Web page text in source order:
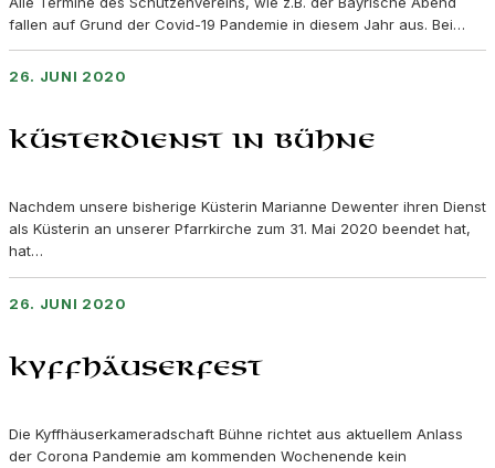
fallen auf Grund der Covid-19 Pandemie in diesem Jahr aus. Bei…
26. JUNI 2020
Küsterdienst in Bühne
Nachdem unsere bisherige Küsterin Marianne Dewenter ihren Dienst
als Küsterin an unserer Pfarrkirche zum 31. Mai 2020 beendet hat,
hat…
26. JUNI 2020
Kyffhäuserfest
Die Kyffhäuserkameradschaft Bühne richtet aus aktuellem Anlass
der Corona Pandemie am kommenden Wochenende kein